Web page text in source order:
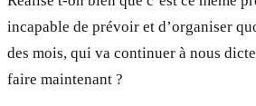
incapable de prévoir et d’organiser
des mois, qui va continuer à nous
faire maintenant ?